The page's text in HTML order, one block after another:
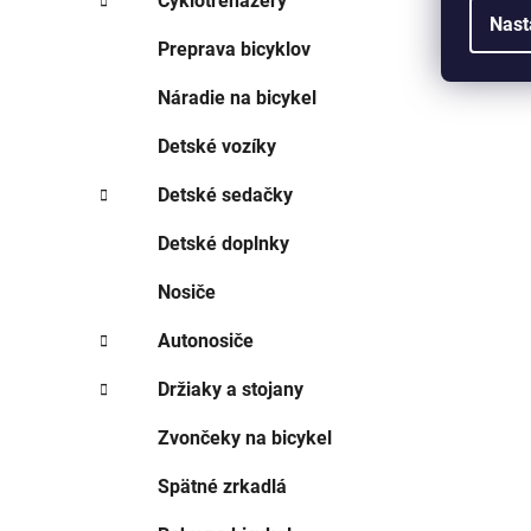
Preprava bicyklov
Náradie na bicykel
Detské vozíky
Detské sedačky
Detské doplnky
Nosiče
Autonosiče
Držiaky a stojany
Zvončeky na bicykel
Spätné zrkadlá